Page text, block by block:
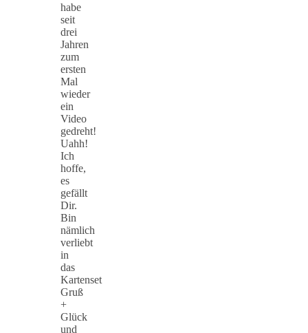
habe
seit
drei
Jahren
zum
ersten
Mal
wieder
ein
Video
gedreht!
Uahh!
Ich
hoffe,
es
gefällt
Dir.
Bin
nämlich
verliebt
in
das
Kartenset
Gruß
+
Glück
und